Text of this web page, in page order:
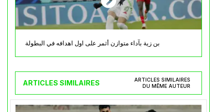
بن زية بآداء متوازن أثمر على اول اهدافه في البطولة
ARTICLES SIMILAIRES
ARTICLES SIMILAIRES
DU MÊME AUTEUR